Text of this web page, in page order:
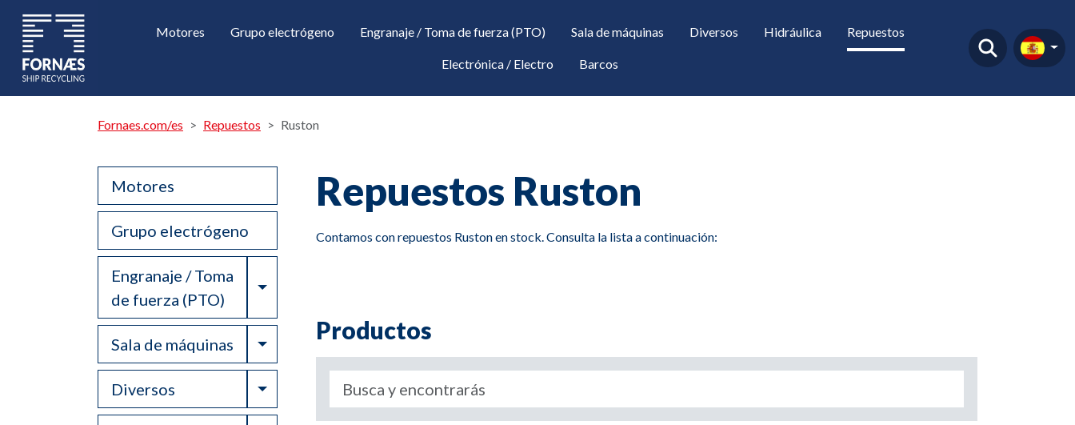
Motores Grupo electrógeno Engranaje / Toma de fuerza (PTO) Sala de máquinas Diversos Hidráulica Repuestos
Electrónica / Electro Barcos
Fornaes.com/es Repuestos Ruston
Motores
Grupo electrógeno
Engranaje / Toma
de fuerza (PTO)
Toggle Dropdown
Sala de máquinas Toggle Dropdown
Diversos Toggle Dropdown
Repuestos Ruston
Contamos con repuestos Ruston en stock. Consulta la lista a continuación:
Productos